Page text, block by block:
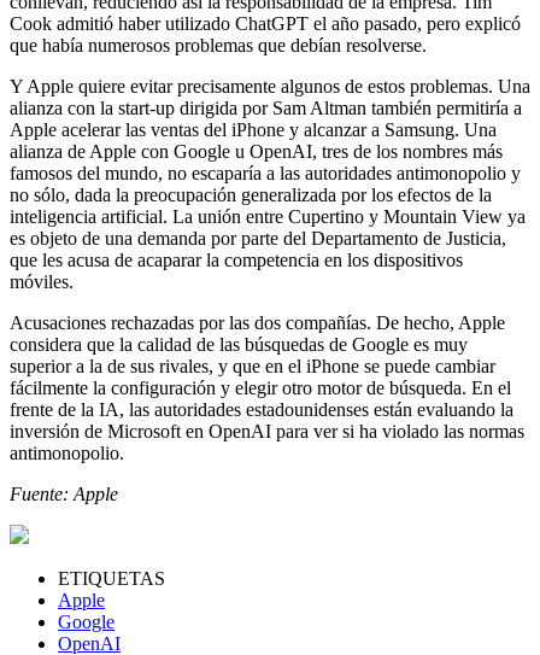
Cook admitió haber utilizado ChatGPT el año pasado, pero explicó
que había numerosos problemas que debían resolverse.
Y Apple quiere evitar precisamente algunos de estos problemas. Una
alianza con la start-up dirigida por Sam Altman también permitiría a
Apple acelerar las ventas del iPhone y alcanzar a Samsung. Una
alianza de Apple con Google u OpenAI, tres de los nombres más
famosos del mundo, no escaparía a las autoridades antimonopolio y
no sólo, dada la preocupación generalizada por los efectos de la
inteligencia artificial. La unión entre Cupertino y Mountain View ya
es objeto de una demanda por parte del Departamento de Justicia,
que les acusa de acaparar la competencia en los dispositivos
móviles.
Acusaciones rechazadas por las dos compañías. De hecho, Apple
considera que la calidad de las búsquedas de Google es muy
superior a la de sus rivales, y que en el iPhone se puede cambiar
fácilmente la configuración y elegir otro motor de búsqueda. En el
frente de la IA, las autoridades estadounidenses están evaluando la
inversión de Microsoft en OpenAI para ver si ha violado las normas
antimonopolio.
Fuente: Apple
ETIQUETAS
Apple
Google
OpenAI